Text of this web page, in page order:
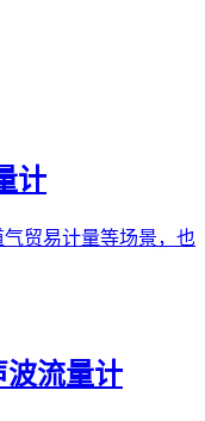
计
贸易计量等场景，也
流量计